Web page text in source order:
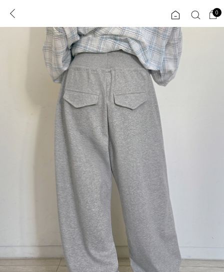
로그인 0
ENG
TW
리뷰 & 혜택 플러스핏 회원혜택
CATEGORY COMMUNITY
인플루언서 pick!
하객룩
ALL
익스클루시브
아우터
티셔츠
니트
블라우스
원피스
0